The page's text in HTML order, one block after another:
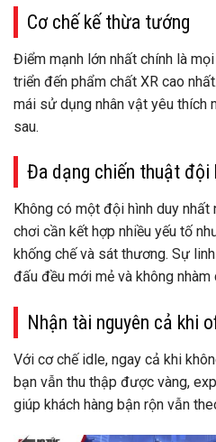
Cơ chế kế thừa tướng
Điểm mạnh lớn nhất chính là
triển đến phẩm chất XR cao
mái sử dụng nhân vật yêu thích
sau.
Đa dạng chiến thuật đội
Không có một đội hình duy
chơi cần kết hợp nhiều yếu tố
khống chế và sát thương. Sự
đấu đều mới mẻ và không nhàm
Nhận tài nguyên cả khi
Với cơ chế idle, ngay cả khi
bạn vẫn thu thập được vàng,
giúp khách hàng bận rộn vẫn